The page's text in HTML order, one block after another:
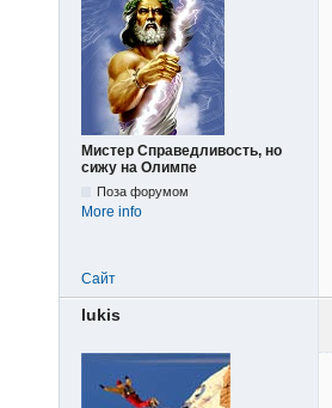
Мистер Справедливость, но
сижу на Олимпе
Поза форумом
More info
Сайт
lukis